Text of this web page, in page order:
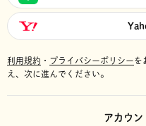
利用規約 ・ プライバシーポリシーを
え、次に進んでください。
アカウン